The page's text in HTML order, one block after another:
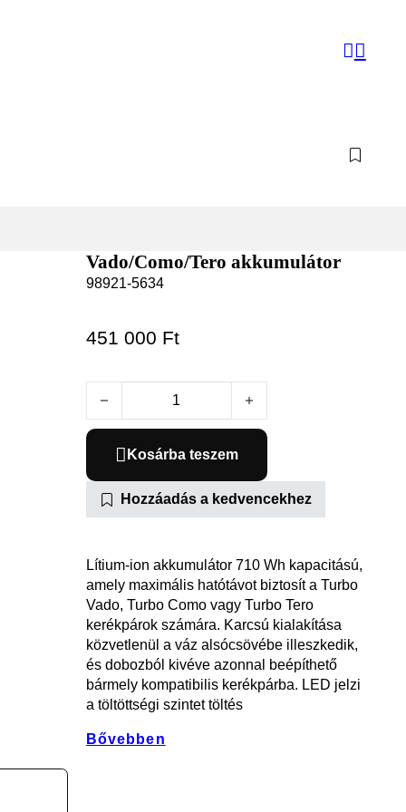
Vado/Como/Tero akkumulátor
98921-5634
451 000 Ft
Kosárba teszem
Hozzáadás a kedvencekhez
Lítium-ion akkumulátor 710 Wh kapacitású,
amely maximális hatótávot biztosít a Turbo
Vado, Turbo Como vagy Turbo Tero
kerékpárok számára. Karcsú kialakítása
közvetlenül a váz alsócsövébe illeszkedik,
és dobozból kivéve azonnal beépíthető
bármely kompatibilis kerékpárba. LED jelzi
a töltöttségi szintet töltés
Bővebben